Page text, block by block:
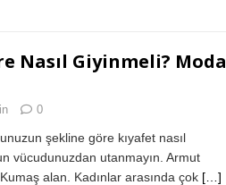
Nasıl Giyinmeli? Moda
0
şekline göre kıyafet nasıl
vücudunuzdan utanmayın. Armut
alan. Kadınlar arasında çok […]